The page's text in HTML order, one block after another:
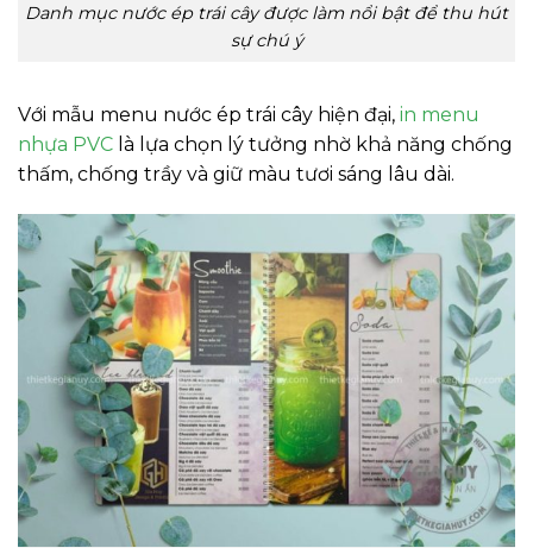
Danh mục nước ép trái cây được làm nổi bật để thu hút
sự chú ý
Với mẫu menu nước ép trái cây hiện đại, in menu
nhựa PVC là lựa chọn lý tưởng nhờ khả năng chống
thấm, chống trầy và giữ màu tươi sáng lâu dài.